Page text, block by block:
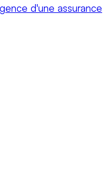
d'une assurance